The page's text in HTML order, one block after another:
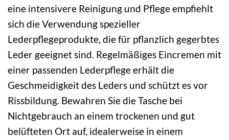
eine intensivere Reinigung und Pflege empfiehlt
sich die Verwendung spezieller
Lederpflegeprodukte, die für pflanzlich gegerbtes
Leder geeignet sind. Regelmäßiges Eincremen mit
einer passenden Lederpflege erhält die
Geschmeidigkeit des Leders und schützt es vor
Rissbildung. Bewahren Sie die Tasche bei
Nichtgebrauch an einem trockenen und gut
belüfteten Ort auf, idealerweise in einem